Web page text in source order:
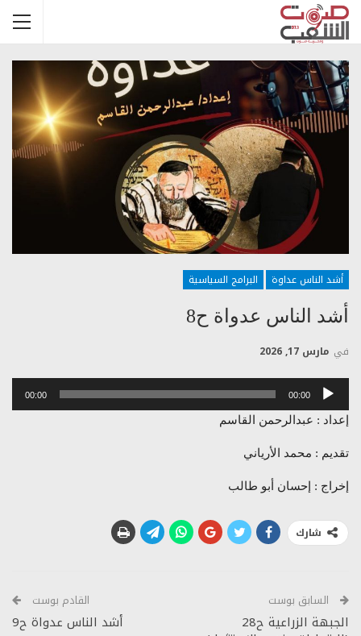
أشد الناس عداوة البرامج السياسية
أشد الناس عدواة ح8
في مارس 17, 2026
مشغل
00:00
00:00
إعداد : عبدالرحمن القاسم
تقديم : محمد الأرياني
إخراج : إحسان أبو طالب
شارك
السابق بوست
الجبهة الزراعية ح28
القادم بوست
أشد الناس عدواة ح9